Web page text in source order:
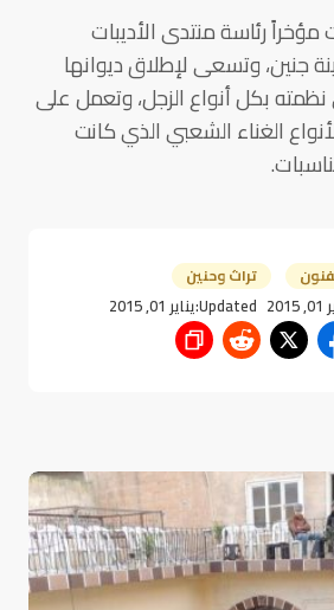
رئاسة منتدى الأديبات
جنين، وتسعى لإطلاق ديوانها
بكل أنواع الزجل، وتعمل على
الغناء الشعبي الذي كانت
تراث وحنين
Updated:يناير 01, 2015